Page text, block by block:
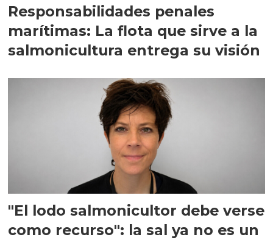
Responsabilidades penales
marítimas: La flota que sirve a la
salmonicultura entrega su visión
"El lodo salmonicultor debe verse
como recurso": la sal ya no es un